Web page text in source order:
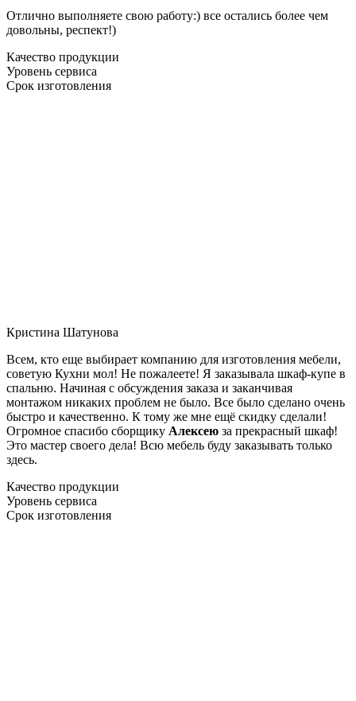
Отлично выполняете свою работу:) все остались более чем
довольны, респект!)
Качество продукции
Уровень сервиса
Срок изготовления
Кристина Шатунова
Всем, кто еще выбирает компанию для изготовления мебели,
советую Кухни мол! Не пожалеете! Я заказывала шкаф-купе в
спальню. Начиная с обсуждения заказа и заканчивая
монтажом никаких проблем не было. Все было сделано очень
быстро и качественно. К тому же мне ещё скидку сделали!
Огромное спасибо сборщику Алексею за прекрасный шкаф!
Это мастер своего дела! Всю мебель буду заказывать только
здесь.
Качество продукции
Уровень сервиса
Срок изготовления